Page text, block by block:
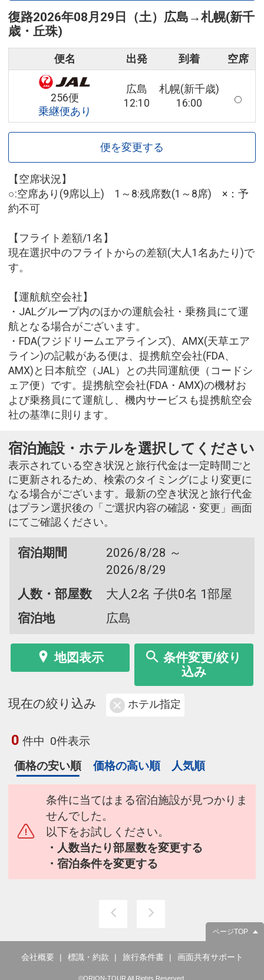
復路2026年08月29日（土） 広島 →札幌(新千
歳・丘珠)
便名 出発 到着 空席
256便
乗継便あり
広島
12:10
札幌(新千歳)
16:00
便を変更する
【空席状況】
○:空席あり(9席以上) 1～8:残席数(1～8席) ×：予
約不可
【フライト差額/1名】
現在選択中のフライトからの差額(大人1名あたり)で
す。
【運航航空会社】
・JALグループ内のほかの運航会社・乗務員にて運
航となる場合がございます。
・FDA(フジドリームエアラインズ)、AMX(天草エア
ライン)の記載がある便は、提携航空会社(FDA、
AMX)と日本航空（JAL）との共同運航便（コードシ
ェア便）です。提携航空会社(FDA・AMX)の機材お
よび乗務員にて運航し、機内サービスも提携航空会
社の基準に則ります。
宿泊施設・ホテルを選択してください
表示されている空き状況と旅行代金は一定時間ごと
に更新されるため、検索のタイミングにより変更に
なる場合がございます。最新の空き状況と旅行代金
はプラン選択後の「ご選択内容の確認・変更」画面
にてご確認ください。
宿泊期間
2026/8/28 ～
2026/8/29
人数・部屋数
大人2名 子供0名 1部屋
宿泊地
広島
地図表示
条件変更/絞り
込み
現在の絞り込み ホテル指定
0 件中 0件表示
価格の安い順
価格の高い順 人気順
条件に当てはまる宿泊施設が見つかりま
せんでした。
以下をお試しください。
・人数当たり部屋数を変更する
・宿泊条件を変更する
ページTOP
会社概要 標識・約款 旅行条件書 画面共有サポート
©ORION-TOUR All Rights Reserved.